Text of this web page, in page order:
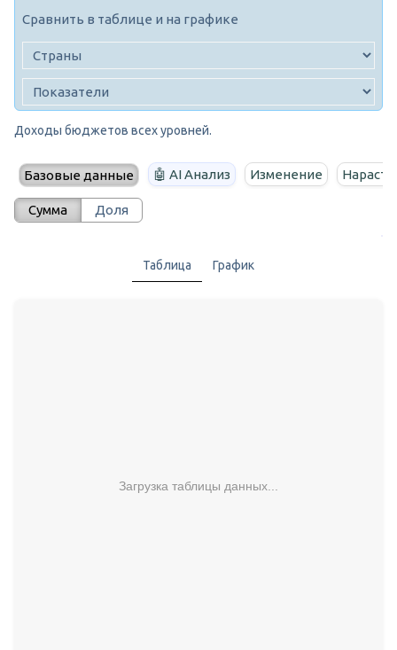
Сравнить в таблице и на графике
Доходы бюджетов всех уровней.
Базовые данные 🤖 AI Анализ Изменение
Сумма Доля
Таблица График
Загрузка таблицы данных...